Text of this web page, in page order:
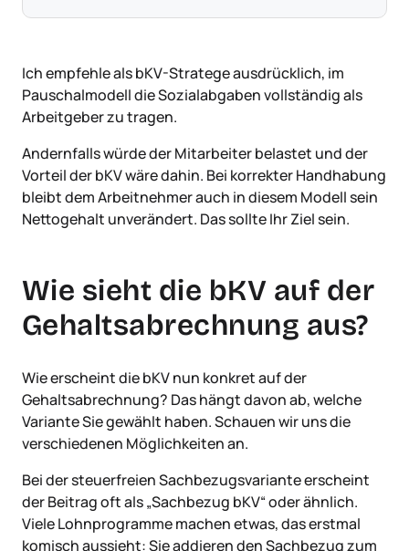
Ich empfehle als bKV-Stratege ausdrücklich, im
Pauschalmodell die Sozialabgaben vollständig als
Arbeitgeber zu tragen.
Andernfalls würde der Mitarbeiter belastet und der
Vorteil der bKV wäre dahin. Bei korrekter Handhabung
bleibt dem Arbeitnehmer auch in diesem Modell sein
Nettogehalt unverändert. Das sollte Ihr Ziel sein.
Wie sieht die bKV auf der
Gehaltsabrechnung aus?
Wie erscheint die bKV nun konkret auf der
Gehaltsabrechnung? Das hängt davon ab, welche
Variante Sie gewählt haben. Schauen wir uns die
verschiedenen Möglichkeiten an.
Bei der steuerfreien Sachbezugsvariante erscheint
der Beitrag oft als „Sachbezug bKV“ oder ähnlich.
Viele Lohnprogramme machen etwas, das erstmal
komisch aussieht: Sie addieren den Sachbezug zum